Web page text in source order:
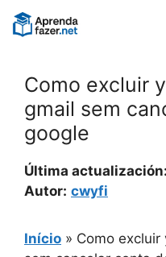
Pular
para
Como excluir
gmail sem
google
Última actualización:
Autor: cwyfi
Início » Como